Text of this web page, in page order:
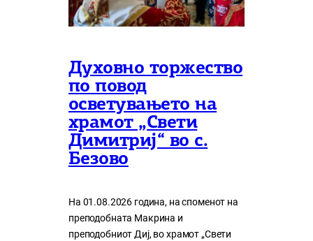
Духовно торжество
по повод
осветувањето на
храмот „Свети
Димитриј“ во с.
Безово
На 01.08.2026 година, на споменот на
преподобната Макрина и
преподобниот Диј, во храмот „Свети